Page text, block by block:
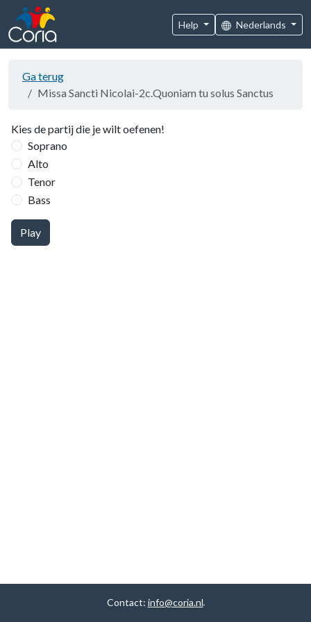
Help Nederlands
Ga terug
Missa Sancti Nicolai-2c.Quoniam tu solus Sanctus
Kies de partij die je wilt oefenen!
Soprano
Alto
Tenor
Bass
Play
Contact: info@coria.nl.